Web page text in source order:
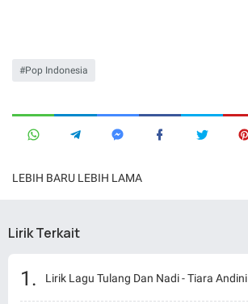
Pop Indonesia
LEBIH BARU LEBIH LAMA
Lirik Terkait
Lirik Lagu Tulang Dan Nadi - Tiara Andini